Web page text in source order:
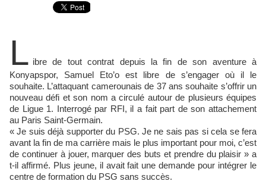
L ibre de tout contrat depuis la fin de son aventure à
Konyapspor, Samuel Eto’o est libre de s’engager où il le
souhaite. L’attaquant camerounais de 37 ans souhaite s’offrir un
nouveau défi et son nom a circulé autour de plusieurs équipes
de Ligue 1. Interrogé par RFI, il a fait part de son attachement
au Paris Saint-Germain.
« Je suis déjà supporter du PSG. Je ne sais pas si cela se fera
avant la fin de ma carrière mais le plus important pour moi, c’est
de continuer à jouer, marquer des buts et prendre du plaisir » a
t-il affirmé. Plus jeune, il avait fait une demande pour intégrer le
centre de formation du PSG sans succès.